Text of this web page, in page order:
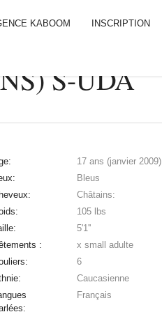
KABOOM INSCRIPTION
S-UDA
17 ans (janvier 2009)
Bleus
Châtains:
105 lbs
5'1''
:
x small adulte
6
Caucasienne
Français